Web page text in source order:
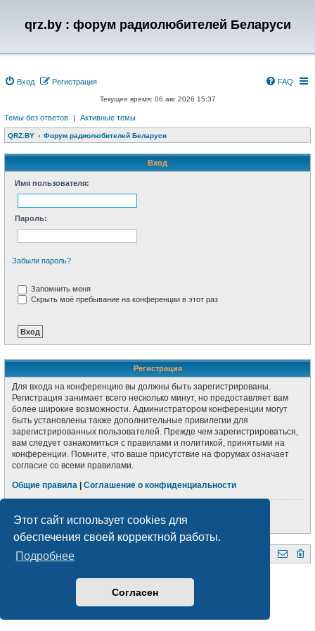
Этот сайт использует cookies для
обеспечения своей корректной работы.
Подробнее
Согласен
qrz.by : форум радиолюбителей Беларуси
Вход Регистрация FAQ
Текущее время: 06 авг 2026 15:37
Темы без ответов | Активные темы
QRZ.BY Форум радиолюбителей Беларуси
Вход
Имя пользователя:
Пароль:
Забыли пароль?
Запомнить меня
Скрыть моё пребывание на конференции в этот раз
Регистрация
Для входа на конференцию вы должны быть зарегистрированы.
Регистрация занимает всего несколько минут, но предоставляет вам
более широкие возможности. Администратором конференции могут
быть установлены также дополнительные привилегии для
зарегистрированных пользователей. Прежде чем зарегистрироваться,
вам следует ознакомиться с правилами и политикой, принятыми на
конференции. Помните, что ваше присутствие на форумах означает
согласие со всеми правилами.
Общие правила
Соглашение о конфиденциальности
Регистрация
QRZ.BY Форум радиолюбителей Беларуси
Русская поддержка phpBB
Конфиденциальность|Правила